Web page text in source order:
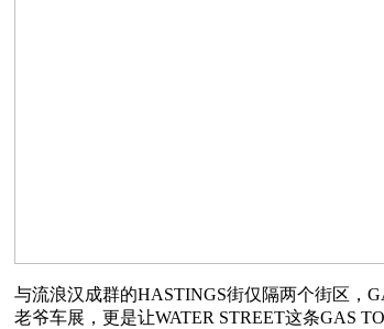
与流浪汉成群的HASTINGS街仅隔两个街区，
老爷车展，更是让WATER STREET这条GAS